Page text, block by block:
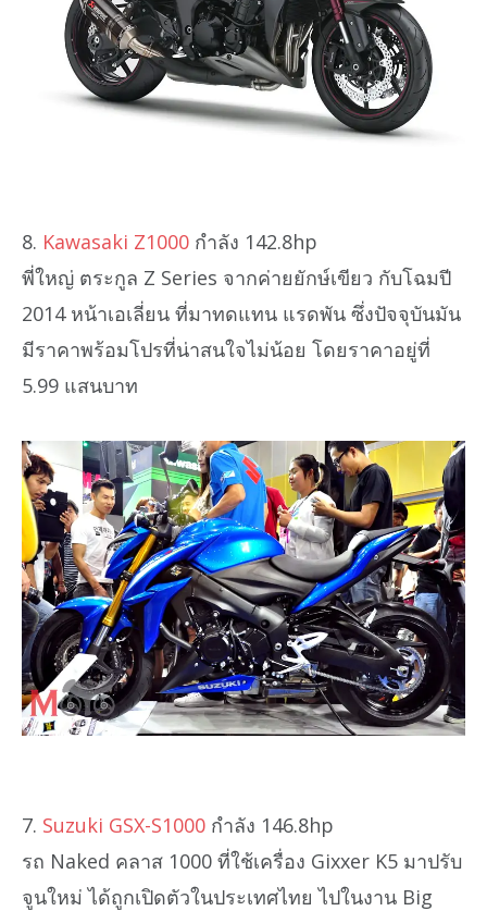
8. Kawasaki Z1000 กำลัง 142.8hp
พี่ใหญ่ ตระกูล Z Series จากค่ายยักษ์เขียว กับโฉมปี
2014 หน้าเอเลี่ยน ที่มาทดแทน แรดพัน ซึ่งปัจจุบันมัน
มีราคาพร้อมโปรที่น่าสนใจไม่น้อย โดยราคาอยู่ที่
5.99 แสนบาท
7. Suzuki GSX-S1000 กำลัง 146.8hp
รถ Naked คลาส 1000 ที่ใช้เครื่อง Gixxer K5 มาปรับ
จูนใหม่ ได้ถูกเปิดตัวในประเทศไทย ไปในงาน Big